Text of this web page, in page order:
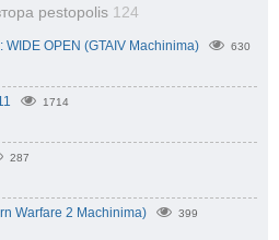
pestopolis 124
WIDE OPEN (GTAIV Machinima) 630
1714
287
Warfare 2 Machinima) 399